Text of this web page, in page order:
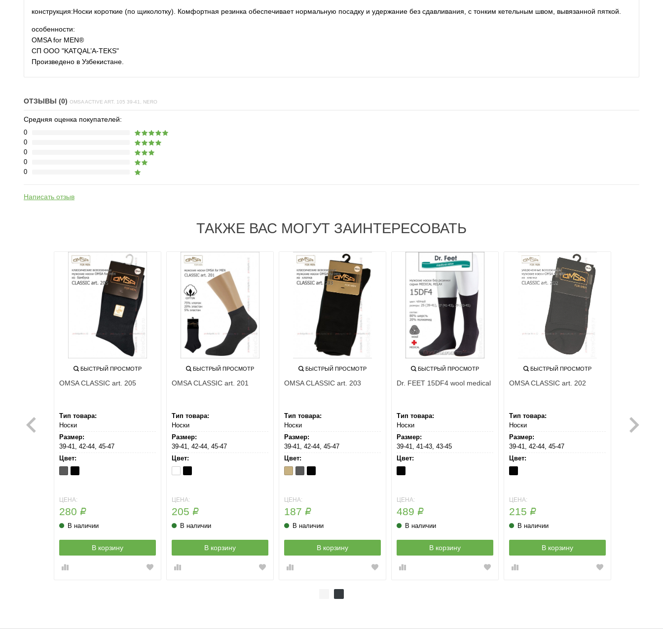
конструкция:Носки короткие (по щиколотку). Комфортная резинка обеспечивает нормальную посадку и удержание без сдавливания, с тонким кетельным швом, вывязанной пяткой.
особенности:
OMSA for MEN®
СП ООО "KATQAL’A-TEKS"
Произведено в Узбекистане.
ОТЗЫВЫ (0) OMSA ACTIVE ART. 105 39-41, NERO
Средняя оценка покупателей:
0
0
0
0
0
Написать отзыв
ТАКЖЕ ВАС МОГУТ ЗАИНТЕРЕСОВАТЬ
БЫСТРЫЙ ПРОСМОТР
OMSA CLASSIC art. 205
Тип товара:
Носки
Размер:
39-41, 42-44, 45-47
Цвет:
Grigio
Scuro
Nero
ЦЕНА:
280 Р
В наличии
В корзину
БЫСТРЫЙ ПРОСМОТР
OMSA CLASSIC art. 201
Тип товара:
Носки
Размер:
39-41, 42-44, 45-47
Цвет:
Bianco
Nero
ЦЕНА:
205 Р
В наличии
В корзину
БЫСТРЫЙ ПРОСМОТР
OMSA CLASSIC art. 203
Тип товара:
Носки
Размер:
39-41, 42-44, 45-47
Цвет:
BeigeGrigio
Scuro
Nero
ЦЕНА:
187 Р
В наличии
В корзину
БЫСТРЫЙ ПРОСМОТР
Dr. FEET 15DF4 wool medical
Тип товара:
Носки
Размер:
39-41, 41-43, 43-45
Цвет:
Nero
ЦЕНА:
489 Р
В наличии
В корзину
БЫСТРЫЙ ПРОСМОТР
OMSA CLASSIC art. 202
Тип товара:
Носки
Размер:
39-41, 42-44, 45-47
Цвет:
Nero
ЦЕНА:
215 Р
В наличии
В корзину